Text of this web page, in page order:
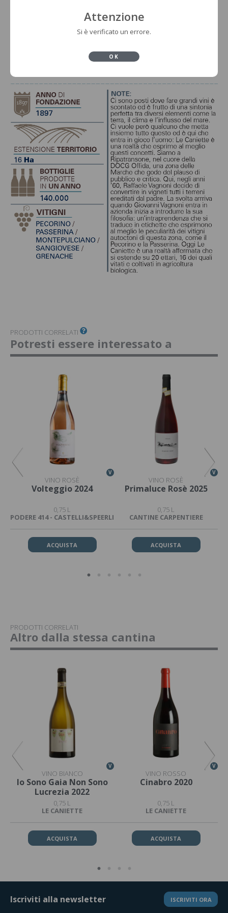
PRODOTTI CORRELATI
Potresti essere interessato a
V
VINO ROSÈ
Volteggio 2024
0,75 L
PODERE 414 - CASTELLI&SPEERLI
ACQUISTA
V
VINO ROSÈ
Primaluce Rosè 2025
0,75 L
CANTINE CARPENTIERE
ACQUISTA
PRODOTTI CORRELATI
Altro dalla stessa cantina
V
VINO BIANCO
Io Sono Gaia Non Sono
Lucrezia 2022
0,75 L
LE CANIETTE
ACQUISTA
V
VINO ROSSO
Cinabro 2020
0,75 L
LE CANIETTE
ACQUISTA
Iscriviti alla newsletter ISCRIVITI ORA
Attenzione
Si è verificato un errore.
OK